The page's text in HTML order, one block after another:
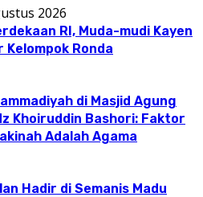
2026
RI, Muda-mudi Kayen
Kelompok Ronda
di Masjid Agung
Khoiruddin Bashori: Faktor
Adalah Agama
Hadir di Semanis Madu